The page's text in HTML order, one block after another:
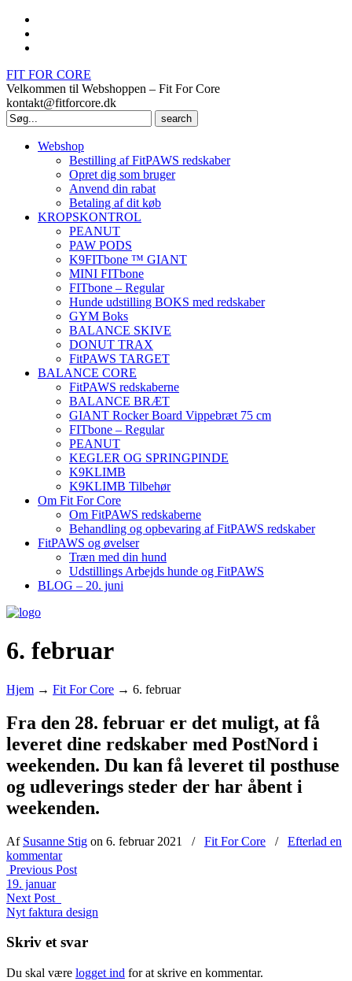
FIT FOR CORE
Velkommen til Webshoppen – Fit For Core
kontakt@fitforcore.dk
Search
for:
Webshop
Bestilling af FitPAWS redskaber
Opret dig som bruger
Anvend din rabat
Betaling af dit køb
KROPSKONTROL
PEANUT
PAW PODS
K9FITbone ™ GIANT
MINI FITbone
FITbone – Regular
Hunde udstilling BOKS med redskaber
GYM Boks
BALANCE SKIVE
DONUT TRAX
FitPAWS TARGET
BALANCE CORE
FitPAWS redskaberne
BALANCE BRÆT
GIANT Rocker Board Vippebræt 75 cm
FITbone – Regular
PEANUT
KEGLER OG SPRINGPINDE
K9KLIMB
K9KLIMB Tilbehør
Om Fit For Core
Om FitPAWS redskaberne
Behandling og opbevaring af FitPAWS redskaber
FitPAWS og øvelser
Træn med din hund
Udstillings Arbejds hunde og FitPAWS
BLOG – 20. juni
6. februar
Hjem → Fit For Core → 6. februar
Fra den 28. februar er det muligt, at få
leveret dine redskaber med PostNord i
weekenden. Du kan få leveret til posthuse
og udleverings steder der har åbent i
weekenden.
Af Susanne Stig on 6. februar 2021 / Fit For Core / Efterlad en
kommentar
Previous Post
19. januar
Next Post
Nyt faktura design
Skriv et svar
Du skal være logget ind for at skrive en kommentar.